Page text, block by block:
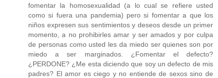
fomentar la homosexualidad (a lo cual se refiere usted
como si fuera una pandemia) pero si fomentar a que los
niños expresen sus sentimientos y deseos desde un primer
momento, a no prohibirles amar y ser amados y por culpa
de personas como usted les da miedo ser quienes son por
miedo a ser marginados. ¿Fomentar el defecto?
¿PERDONE? ¿Me esta diciendo que soy un defecto de mis
padres? El amor es ciego y no entiende de sexos sino de